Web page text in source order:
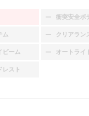
衝突安全ボ
：装備なし
ム クリアラン
：装備なし
ビーム オートライ
：装備なし
レスト